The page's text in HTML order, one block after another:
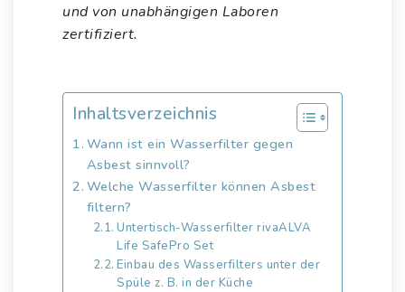
und von unabhängigen Laboren
zertifiziert.
Inhaltsverzeichnis
Wann ist ein Wasserfilter gegen
Asbest sinnvoll?
Welche Wasserfilter können Asbest
filtern?
Untertisch-Wasserfilter rivaALVA
Life SafePro Set
Einbau des Wasserfilters unter der
Spüle z. B. in der Küche